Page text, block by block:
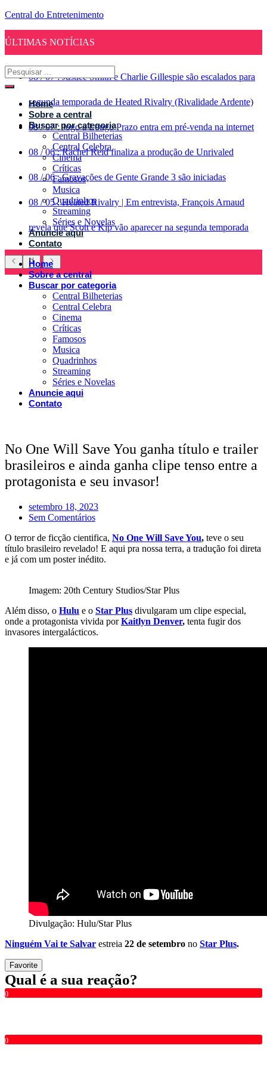
Central do Entretenimento
ÚLTIMAS NOTÍCIAS
08 / 07 : Justice Smith e Charlie Gillespie são escalados para
segunda temporada de Heated Rivalry (Rivalidade Ardente)
08 / 07 : Jogo a Longo Prazo entra em pré-venda na internet
08 / 06 : Rachel Reid finaliza a produção de Unrivaled
08 / 06 : Gravações de Gente Grande 3 são iniciadas
08 / 05 : Heated Rivalry | Em entrevista, François Arnaud
revela que Scott e Kip vão aparecer na segunda temporada
Home
Sobre a central
Buscar por categoria
Central Bilheterias
Central Celebra
Cinema
Críticas
Famosos
Musica
Quadrinhos
Streaming
Séries e Novelas
Anuncie aqui
Contato
Home
Sobre a central
Buscar por categoria
Central Bilheterias
Central Celebra
Cinema
Críticas
Famosos
Musica
Quadrinhos
Streaming
Séries e Novelas
Anuncie aqui
Contato
No One Will Save You ganha título e trailer
brasileiros e ainda ganha clipe tenso entre a
protagonista e seu invasor!
setembro 18, 2023
Sem Comentários
O terror de ficção cientifica, No One Will Save You, teve o seu
título brasileiro revelado! E aqui pra nossa terra, a tradução foi direta
e já com um poster inédito.
Imagem: 20th Century Studios/Star Plus
Além disso, o Hulu e o Star Plus divulgaram um clipe especial,
onde a protagonista vivida porKaitlyn Denver, tenta fugir dos
invasores intergalácticos.
Divulgação: Hulu/Star Plus
Ninguém Vai te Salvar estreia 22 de setembro no Star Plus.
Favorite
Qual é a sua reação?
0
0